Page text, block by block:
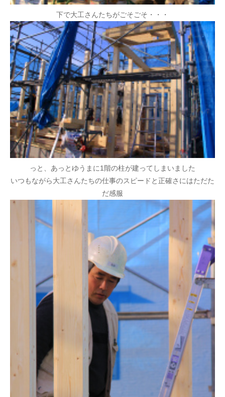
下で大工さんたちがごそごそ・・・
っと、あっとゆうまに1階の柱が建ってしまいました
いつもながら大工さんたちの仕事のスピードと正確さにはただた
だ感服